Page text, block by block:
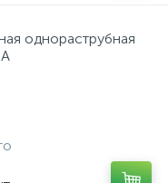
однораструбная